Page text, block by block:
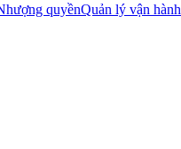
quyềnQuản lý vận hành